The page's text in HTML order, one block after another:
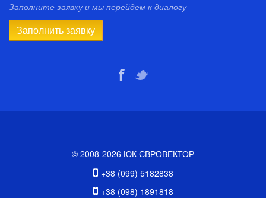
Заполните заявку и мы перейдем к диалогу
Заполнить заявку
© 2008-2026 ЮК ЄВРОВЕКТОР
+38 (099) 5182838
+38 (098) 1891818